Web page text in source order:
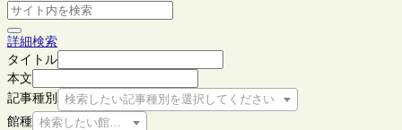
詳細検索
タイトル
本文
記事種別
検索したい記事種別を選択してください
館種 検索したい館種を選択してください